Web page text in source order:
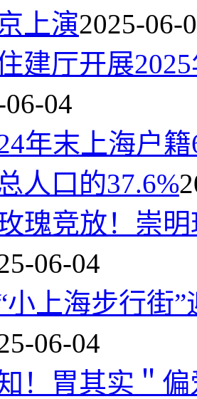
上演2025-06-
建厅开展
04
年末上海户
人口的37.6%
瑰竞放！崇
06-04
小上海步行街
06-04
！胃其实＂